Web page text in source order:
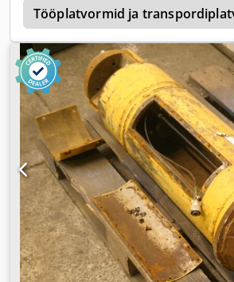
Tööplatvormid ja